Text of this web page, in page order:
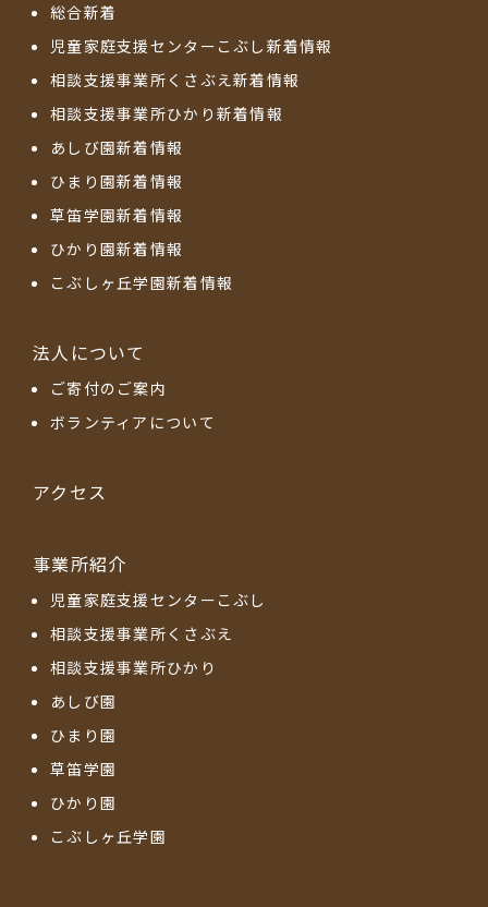
総合新着
児童家庭支援センターこぶし新着情報
相談支援事業所くさぶえ新着情報
相談支援事業所ひかり新着情報
あしび園新着情報
ひまり園新着情報
草笛学園新着情報
ひかり園新着情報
こぶしヶ丘学園新着情報
法人について
ご寄付のご案内
ボランティアについて
アクセス
事業所紹介
児童家庭支援センターこぶし
相談支援事業所くさぶえ
相談支援事業所ひかり
あしび園
ひまり園
草笛学園
ひかり園
こぶしヶ丘学園